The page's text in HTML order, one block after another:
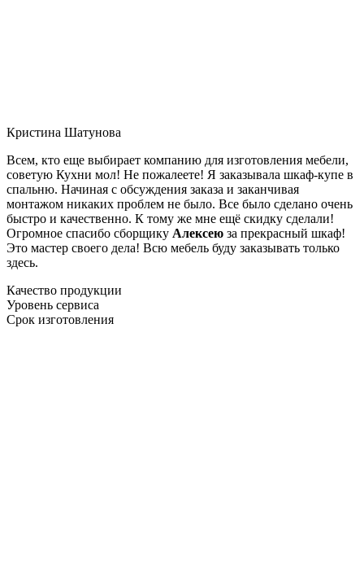
Кристина Шатунова
Всем, кто еще выбирает компанию для изготовления мебели,
советую Кухни мол! Не пожалеете! Я заказывала шкаф-купе в
спальню. Начиная с обсуждения заказа и заканчивая
монтажом никаких проблем не было. Все было сделано очень
быстро и качественно. К тому же мне ещё скидку сделали!
Огромное спасибо сборщику Алексею за прекрасный шкаф!
Это мастер своего дела! Всю мебель буду заказывать только
здесь.
Качество продукции
Уровень сервиса
Срок изготовления